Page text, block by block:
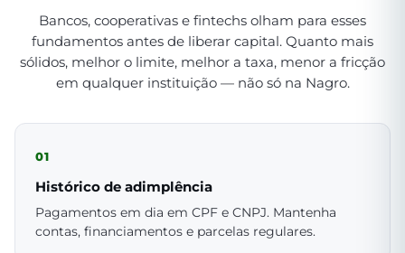
Bancos, cooperativas e fintechs olham para esses
fundamentos antes de liberar capital. Quanto mais
sólidos, melhor o limite, melhor a taxa, menor a fricção
em qualquer instituição — não só na Nagro.
01
Histórico de adimplência
Pagamentos em dia em CPF e CNPJ. Mantenha
contas, financiamentos e parcelas regulares.